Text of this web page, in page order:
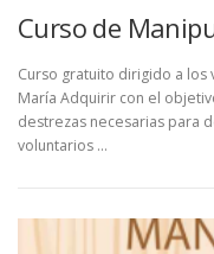
Curso de
Curso gratuito dirigido a
María Adquirir con el
destrezas necesarias para
voluntarios …